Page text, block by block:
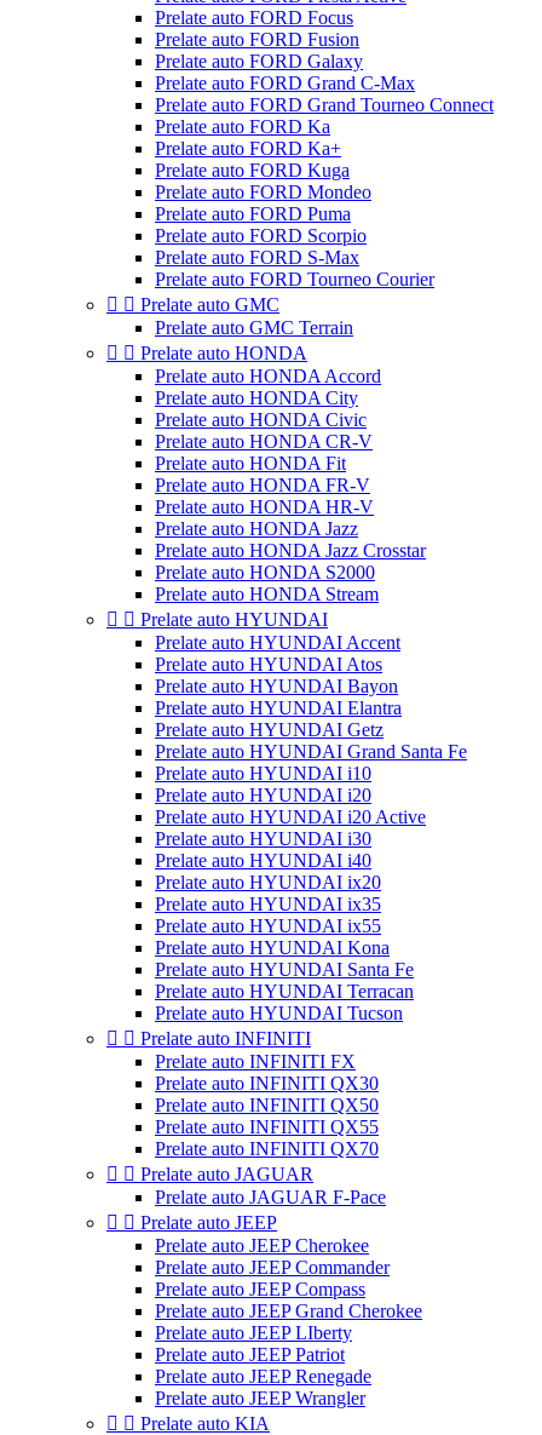
Prelate auto FORD Focus
Prelate auto FORD Fusion
Prelate auto FORD Galaxy
Prelate auto FORD Grand C-Max
Prelate auto FORD Grand Tourneo Connect
Prelate auto FORD Ka
Prelate auto FORD Ka+
Prelate auto FORD Kuga
Prelate auto FORD Mondeo
Prelate auto FORD Puma
Prelate auto FORD Scorpio
Prelate auto FORD S-Max
Prelate auto FORD Tourneo Courier
  Prelate auto GMC
Prelate auto GMC Terrain
  Prelate auto HONDA
Prelate auto HONDA Accord
Prelate auto HONDA City
Prelate auto HONDA Civic
Prelate auto HONDA CR-V
Prelate auto HONDA Fit
Prelate auto HONDA FR-V
Prelate auto HONDA HR-V
Prelate auto HONDA Jazz
Prelate auto HONDA Jazz Crosstar
Prelate auto HONDA S2000
Prelate auto HONDA Stream
  Prelate auto HYUNDAI
Prelate auto HYUNDAI Accent
Prelate auto HYUNDAI Atos
Prelate auto HYUNDAI Bayon
Prelate auto HYUNDAI Elantra
Prelate auto HYUNDAI Getz
Prelate auto HYUNDAI Grand Santa Fe
Prelate auto HYUNDAI i10
Prelate auto HYUNDAI i20
Prelate auto HYUNDAI i20 Active
Prelate auto HYUNDAI i30
Prelate auto HYUNDAI i40
Prelate auto HYUNDAI ix20
Prelate auto HYUNDAI ix35
Prelate auto HYUNDAI ix55
Prelate auto HYUNDAI Kona
Prelate auto HYUNDAI Santa Fe
Prelate auto HYUNDAI Terracan
Prelate auto HYUNDAI Tucson
  Prelate auto INFINITI
Prelate auto INFINITI FX
Prelate auto INFINITI QX30
Prelate auto INFINITI QX50
Prelate auto INFINITI QX55
Prelate auto INFINITI QX70
  Prelate auto JAGUAR
Prelate auto JAGUAR F-Pace
  Prelate auto JEEP
Prelate auto JEEP Cherokee
Prelate auto JEEP Commander
Prelate auto JEEP Compass
Prelate auto JEEP Grand Cherokee
Prelate auto JEEP LIberty
Prelate auto JEEP Patriot
Prelate auto JEEP Renegade
Prelate auto JEEP Wrangler
  Prelate auto KIA